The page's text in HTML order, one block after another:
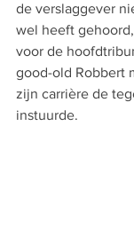
de verslaggever
wel heeft
voor de
good-old Robbert
zijn carrière de
instuurde.